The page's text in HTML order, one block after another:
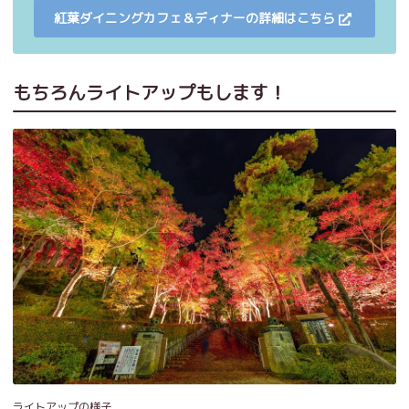
紅葉ダイニングカフェ＆ディナーの詳細はこちら
もちろんライトアップもします！